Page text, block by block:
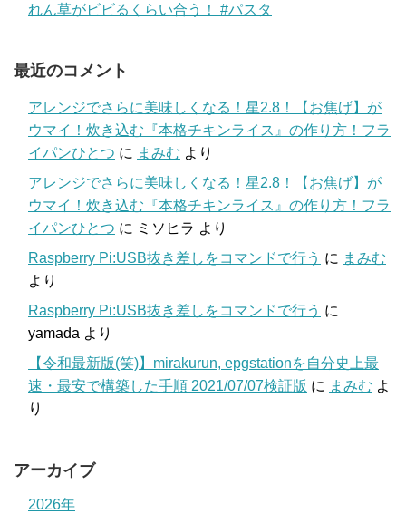
れん草がビビるくらい合う！ #パスタ
最近のコメント
アレンジでさらに美味しくなる！星2.8！【お焦げ】が
ウマイ！炊き込む『本格チキンライス』の作り方！フラ
イパンひとつ に まみむ より
アレンジでさらに美味しくなる！星2.8！【お焦げ】が
ウマイ！炊き込む『本格チキンライス』の作り方！フラ
イパンひとつ に ミソヒラ より
Raspberry Pi:USB抜き差しをコマンドで行う に まみむ
より
Raspberry Pi:USB抜き差しをコマンドで行う に
yamada より
【令和最新版(笑)】mirakurun, epgstationを自分史上最
速・最安で構築した手順 2021/07/07検証版 に まみむ よ
り
アーカイブ
2026年